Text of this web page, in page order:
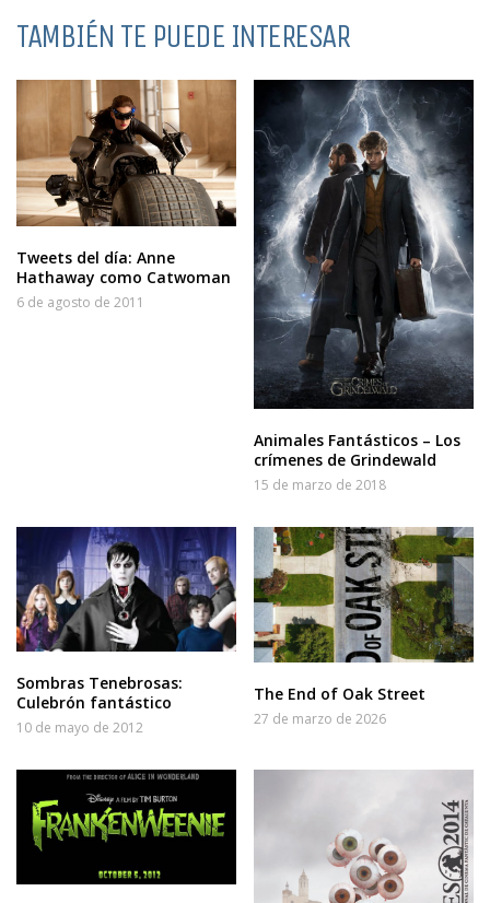
TAMBIÉN TE PUEDE INTERESAR
Tweets del día: Anne
Hathaway como Catwoman
6 de agosto de 2011
Animales Fantásticos – Los
crímenes de Grindewald
15 de marzo de 2018
Sombras Tenebrosas:
Culebrón fantástico
10 de mayo de 2012
The End of Oak Street
27 de marzo de 2026